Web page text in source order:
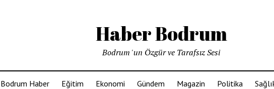
Haber Bodrum
Bodrum 'un Özgür ve Tarafsız Sesi
Bodrum Haber Eğitim Ekonomi Gündem Magazin Politika